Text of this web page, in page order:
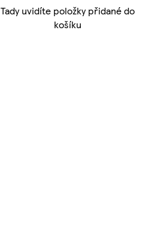
Tady uvidíte položky přidané do
košíku